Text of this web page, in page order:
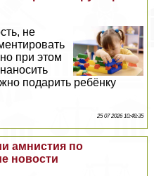
не
при этом
подарить ребёнку
25 07 2026 10:48:35
амнистия по
новости